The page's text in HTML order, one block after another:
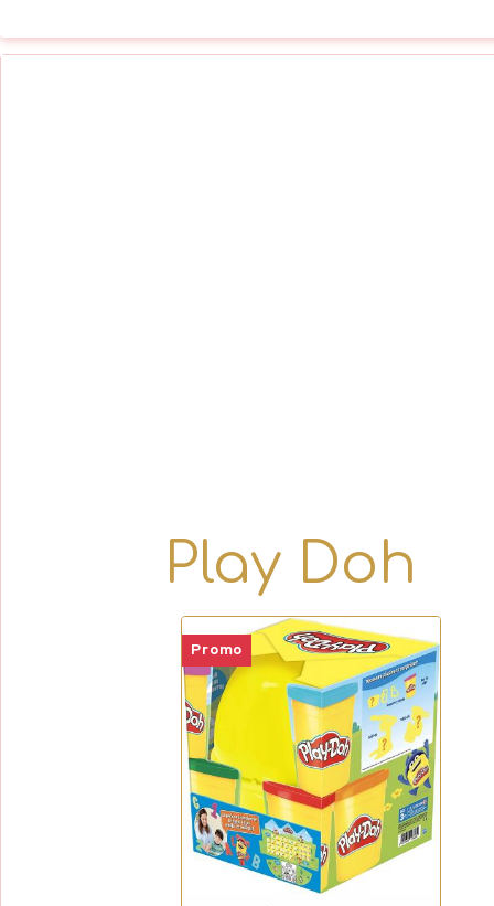
Play Doh
Promo